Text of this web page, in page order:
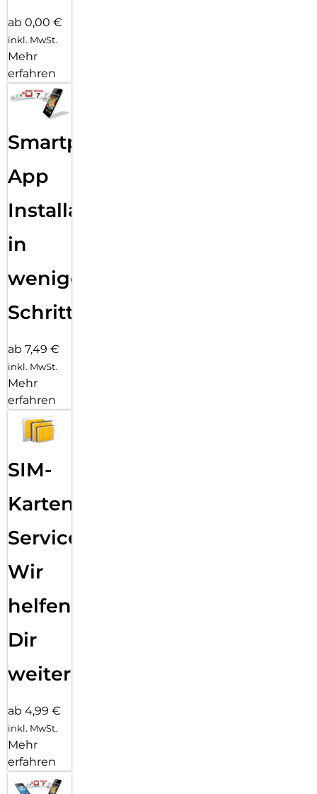
ab 0,00 €
inkl. MwSt.
Mehr
erfahren
Smartphone
App
Installation
in
wenigen
Schritten
ab 7,49 €
inkl. MwSt.
Mehr
erfahren
SIM-
Karten
Service:
Wir
helfen
Dir
weiter
ab 4,99 €
inkl. MwSt.
Mehr
erfahren